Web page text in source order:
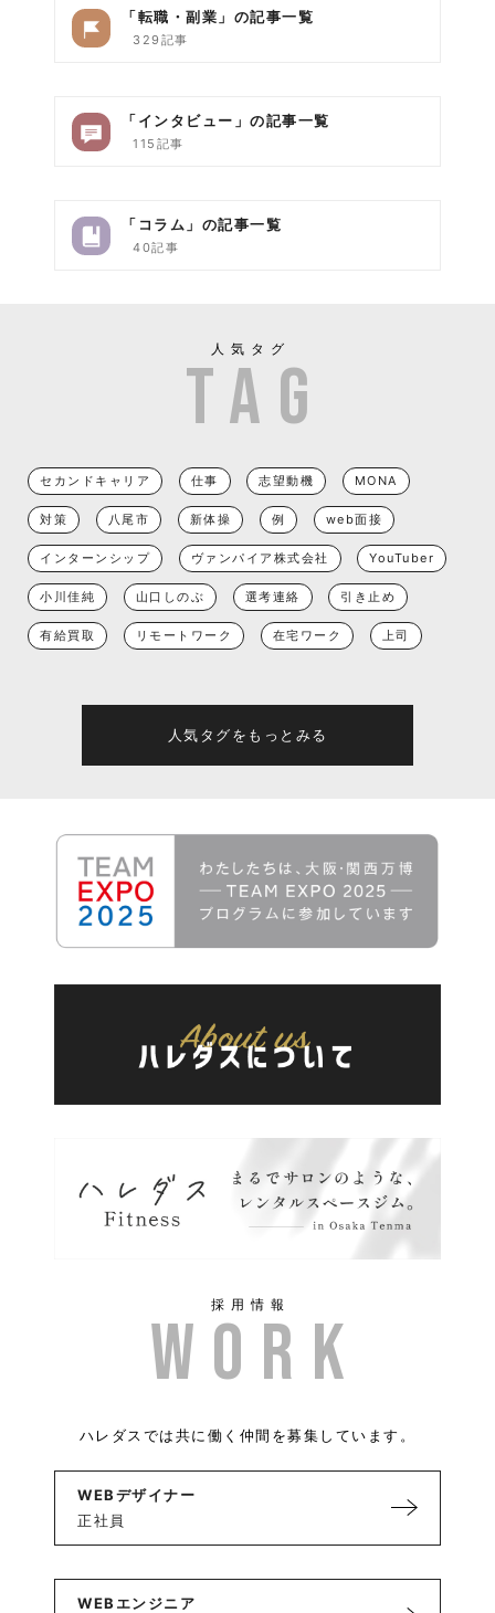
「転職・副業」の記事一覧
329記事
「インタビュー」の記事一覧
115記事
「コラム」の記事一覧
40記事
人気タグ
セカンドキャリア 仕事 志望動機 MONA
対策 八尾市 新体操 例 web面接
インターンシップ ヴァンパイア株式会社 YouTuber
小川佳純 山口しのぶ 選考連絡 引き止め
有給買取 リモートワーク 在宅ワーク 上司
人気タグをもっとみる
採用情報
ハレダスでは共に働く仲間を募集しています。
WEBデザイナー
正社員
WEBエンジニア